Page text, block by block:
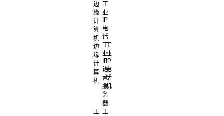
边
缘
计
算
机
边
缘
计
算
机
工
业
IP
电
话
工
业
IP
语
音
服
务
器
工
业
IP
电
话
机
工 工